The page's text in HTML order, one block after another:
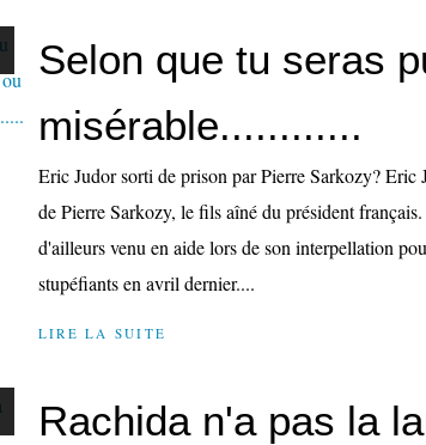
Selon que tu seras
misérable............
Eric Judor sorti de prison par Pierre Sarkozy? Eric
de Pierre Sarkozy, le fils aîné du président
d'ailleurs venu en aide lors de son interpellation
stupéfiants en avril dernier....
LIRE LA SUITE
Rachida n'a pas la